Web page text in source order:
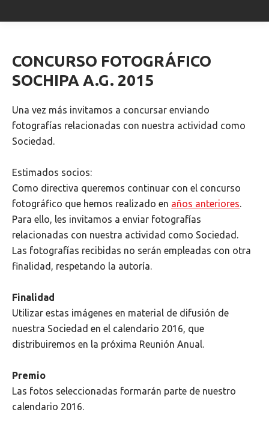
CONCURSO FOTOGRÁFICO
SOCHIPA A.G. 2015
Una vez más invitamos a concursar enviando
fotografías relacionadas con nuestra actividad como
Sociedad.
Estimados socios:
Como directiva queremos continuar con el concurso
fotográfico que hemos realizado en años anteriores.
Para ello, les invitamos a enviar fotografías
relacionadas con nuestra actividad como Sociedad.
Las fotografías recibidas no serán empleadas con otra
finalidad, respetando la autoría.
Finalidad
Utilizar estas imágenes en material de difusión de
nuestra Sociedad en el calendario 2016, que
distribuiremos en la próxima Reunión Anual.
Premio
Las fotos seleccionadas formarán parte de nuestro
calendario 2016.